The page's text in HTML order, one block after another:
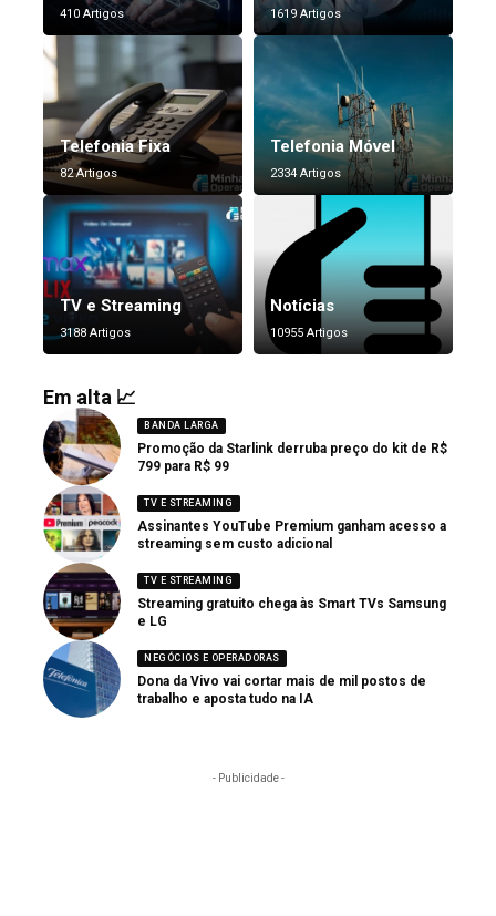
410 Artigos 1619 Artigos
Telefonia Fixa
82 Artigos
Telefonia Móvel
2334 Artigos
TV e Streaming
3188 Artigos
Notícias
10955 Artigos
Em alta 📈
BANDA LARGA
Promoção da Starlink derruba preço do kit de R$
799 para R$ 99
TV E STREAMING
Assinantes YouTube Premium ganham acesso a
streaming sem custo adicional
TV E STREAMING
Streaming gratuito chega às Smart TVs Samsung
e LG
NEGÓCIOS E OPERADORAS
Dona da Vivo vai cortar mais de mil postos de
trabalho e aposta tudo na IA
- Publicidade -